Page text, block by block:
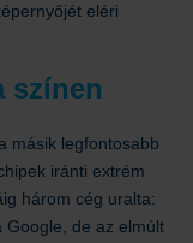
eléri
színen
másik legfontosabb
iránti extrém
három cég uralta:
Google, de az elmúlt